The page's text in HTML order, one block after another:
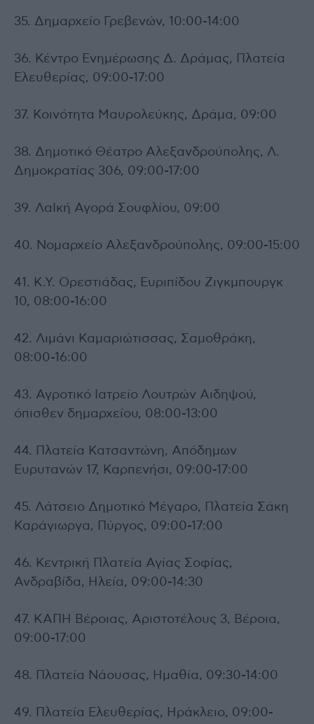
35. Δημαρχείο Γρεβενών, 10:00-14:00
36. Κέντρο Ενημέρωσης Δ. Δράμας, Πλατεία
Ελευθερίας, 09:00-17:00
37. Κοινότητα Μαυρολεύκης, Δράμα, 09:00
38. Δημοτικό Θέατρο Αλεξανδρούπολης, Λ.
Δημοκρατίας 306, 09:00-17:00
39. ΛαΙκή Αγορά Σουφλίου, 09:00
40. Νομαρχείο Αλεξανδρούπολης, 09:00-15:00
41. Κ.Υ. Ορεστιάδας, Ευριπίδου Ζιγκμπουργκ
10, 08:00-16:00
42. Λιμάνι Καμαριώτισσας, Σαμοθράκη,
08:00-16:00
43. Αγροτικό Ιατρείο Λουτρών Αιδηψού,
όπισθεν δημαρχείου, 08:00-13:00
44. Πλατεία Κατσαντώνη, Απόδημων
Ευρυτανών 17, Καρπενήσι, 09:00-17:00
45. Λάτσειο Δημοτικό Μέγαρο, Πλατεία Σάκη
Καράγιωργα, Πύργος, 09:00-17:00
46. Κεντρική Πλατεία Αγίας Σοφίας,
Ανδραβίδα, Ηλεία, 09:00-14:30
47. ΚΑΠΗ Βέροιας, Αριστοτέλους 3, Βέροια,
09:00-17:00
48. Πλατεία Νάουσας, Ημαθία, 09:30-14:00
49. Πλατεία Ελευθερίας, Ηράκλειο, 09:00-